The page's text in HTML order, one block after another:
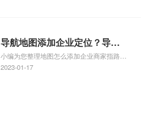
导航地图添加企业定位？导航
定位企业？
小编为您整理地图怎么添加企业商家指路人
地图标注服务中心铺名称、地图怎么添加企
2023-01-17